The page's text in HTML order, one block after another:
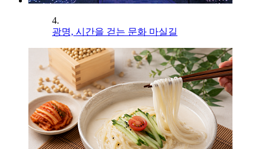
4.
광명, 시간을 걷는 문화 마실길